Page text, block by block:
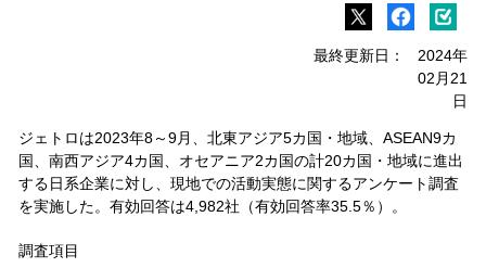
2024年
02月21
日
最終更新日：
ジェトロは2023年8～9月、北東アジア5カ国・地域、ASEAN9カ
国、南西アジア4カ国、オセアニア2カ国の計20カ国・地域に進出
する日系企業に対し、現地での活動実態に関するアンケート調査
を実施した。有効回答は4,982社（有効回答率35.5％）。
調査項目